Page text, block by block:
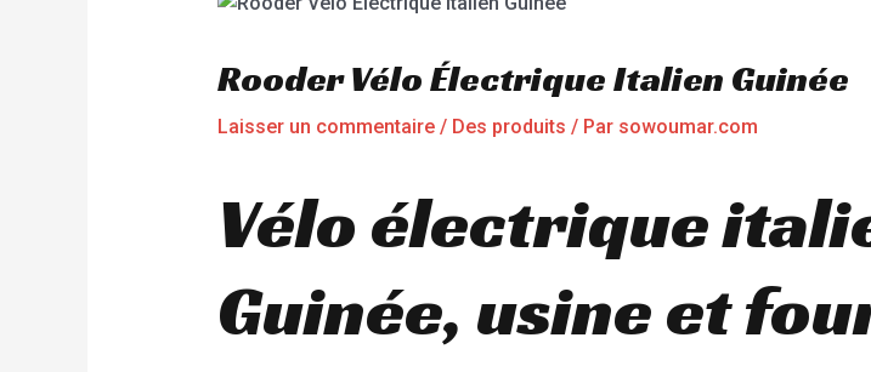
Rooder Vélo Électrique Italien Guinée
Laisser un commentaire / Des produits / Par sowoumar.com
Vélo électrique
Guinée, usine et